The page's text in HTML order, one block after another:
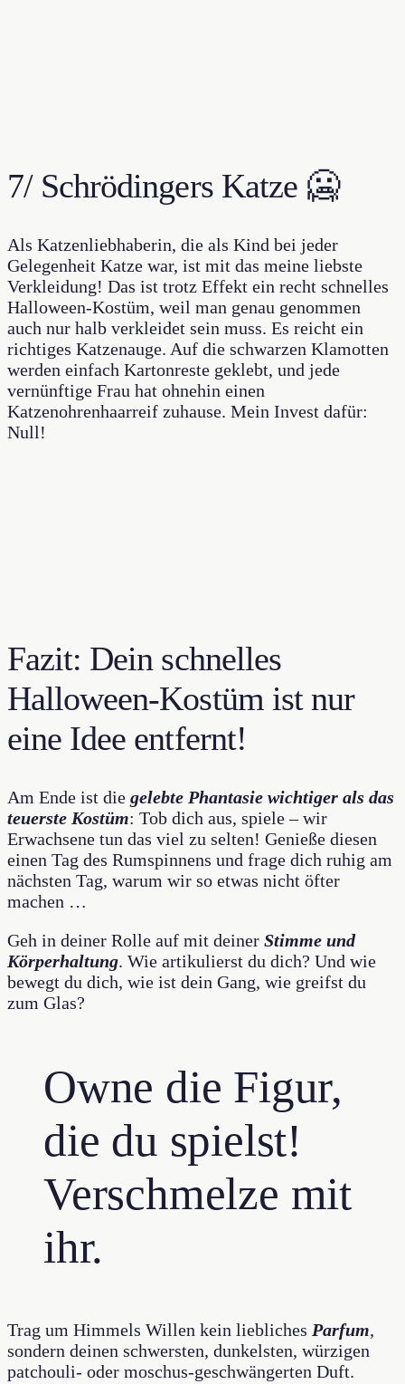
7/ Schrödingers Katze 🥶
Als Katzenliebhaberin, die als Kind bei jeder
Gelegenheit Katze war, ist mit das meine liebste
Verkleidung! Das ist trotz Effekt ein recht schnelles
Halloween-Kostüm, weil man genau genommen
auch nur halb verkleidet sein muss. Es reicht ein
richtiges Katzenauge. Auf die schwarzen Klamotten
werden einfach Kartonreste geklebt, und jede
vernünftige Frau hat ohnehin einen
Katzenohrenhaarreif zuhause. Mein Invest dafür:
Null!
Fazit: Dein schnelles
Halloween-Kostüm ist nur
eine Idee entfernt!
Am Ende ist die gelebte Phantasie wichtiger als das
teuerste Kostüm: Tob dich aus, spiele – wir
Erwachsene tun das viel zu selten! Genieße diesen
einen Tag des Rumspinnens und frage dich ruhig am
nächsten Tag, warum wir so etwas nicht öfter
machen …
Geh in deiner Rolle auf mit deiner Stimme und
Körperhaltung. Wie artikulierst du dich? Und wie
bewegt du dich, wie ist dein Gang, wie greifst du
zum Glas?
Owne die Figur,
die du spielst!
Verschmelze mit
ihr.
Trag um Himmels Willen kein liebliches Parfum,
sondern deinen schwersten, dunkelsten, würzigen
patchouli- oder moschus-geschwängerten Duft.